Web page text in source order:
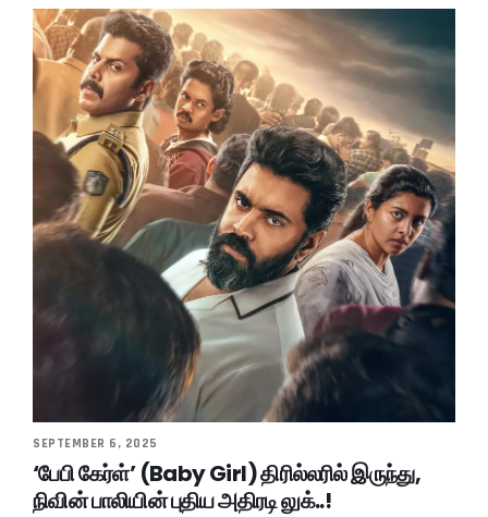
SEPTEMBER 6, 2025
‘பேபி கேர்ள்’ (Baby Girl) திரில்லரில் இருந்து,
நிவின் பாலியின் புதிய அதிரடி லுக்..!